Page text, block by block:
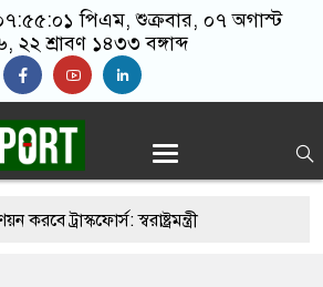
পিএম, শুক্রবার, ০৭ অগাস্ট
২২ শ্রাবণ ১৪৩৩ বঙ্গাব্দ
ট্রাস্কফোর্স: স্বরাষ্ট্রমন্ত্রী